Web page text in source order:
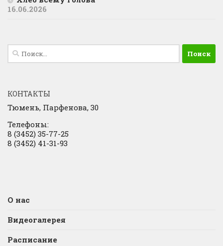
16.06.2026
Найти:
КОНТАКТЫ
Тюмень, Парфенова, 30
Телефоны:
8 (3452) 35-77-25
8 (3452) 41-31-93
О нас
Видеогалерея
Расписание